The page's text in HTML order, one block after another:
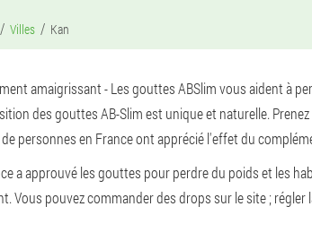
Villes Kan
amaigrissant - Les gouttes ABSlim vous aident à
des gouttes AB-Slim est unique et naturelle.
personnes en France ont apprécié l'effet du
a approuvé les gouttes pour perdre du poids et les
Vous pouvez commander des drops sur le site ;